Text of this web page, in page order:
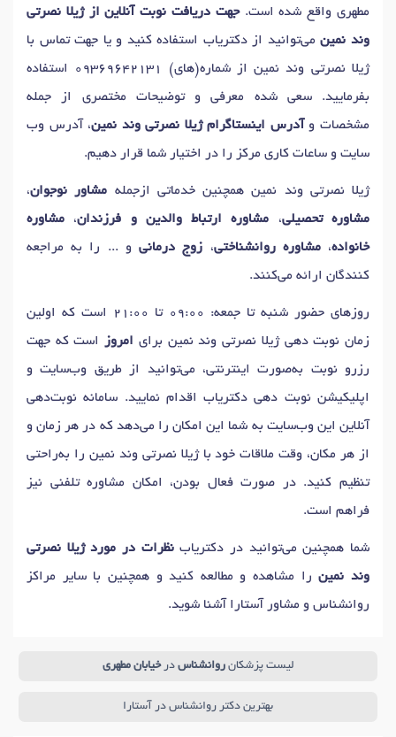
مطهری واقع شده است.جهت دریافت نوبت آنلاین از ژیلا نصرتی
وند نمینمی‌توانید از دکتریاب استفاده کنید و یا جهت تماس با
ژیلا نصرتی وند نمین از شماره(های)
09369642131
استفاده
بفرمایید. سعی شده معرفی و توضیحات مختصری از جمله
مشخصات و آدرس اینستاگرام ژیلا نصرتی وند نمین، آدرس وب
سایت و ساعات کاری مرکز را در اختیار شما قرار دهیم.
ژیلا نصرتی وند نمین همچنین خدماتی ازجمله مشاور نوجوان،
مشاوره تحصیلی، مشاوره ارتباط والدین و فرزندان، مشاوره
خانواده،مشاوره روانشناختی، زوج درمانیو ... را به مراجعه
کنندگان ارائه می‌کنند.
روزهای حضور شنبه تا جمعه: 09:00 تا 21:00 است که اولین
زمان نوبت دهی ژیلا نصرتی وند نمین برای امروز
است که جهت
رزرو نوبت به‌صورت اینترنتی، می‌توانید از طریق وب‌سایت و
اپلیکیشن نوبت دهی دکتریاب اقدام نمایید. سامانه نوبت‌دهی
آنلاین این وب‌سایت به شما این امکان را می‌دهد که در هر زمان و
از هر مکان، وقت ملاقات خود با ژیلا نصرتی وند نمین را به‌راحتی
تنظیم کنید. در صورت فعال بودن، امکان مشاوره تلفنی نیز
فراهم است.
شما همچنین می‌توانید در دکتریابنظرات در مورد ژیلا نصرتی
وند نمینرا مشاهده و مطالعه کنید و همچنین با سایر مراکز
روانشناس و مشاور آستارا آشنا شوید.
لیست پزشکانروانشناس درخیابان مطهری
بهترین دکتر روانشناس در آستارا